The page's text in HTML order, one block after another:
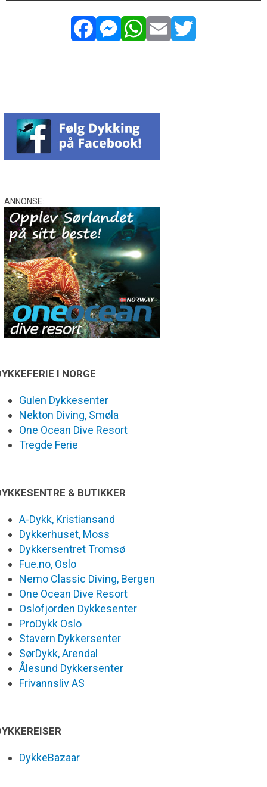
ANNONSE:
I NORGE
Gulen Dykkesenter
Nekton Diving, Smøla
One Ocean Dive Resort
Tregde Ferie
& BUTIKKER
A-Dykk, Kristiansand
Dykkerhuset, Moss
Dykkersentret Tromsø
Fue.no, Oslo
Nemo Classic Diving, Bergen
One Ocean Dive Resort
Oslofjorden Dykkesenter
ProDykk Oslo
Stavern Dykkersenter
SørDykk, Arendal
Ålesund Dykkersenter
Frivannsliv AS
DykkeBazaar